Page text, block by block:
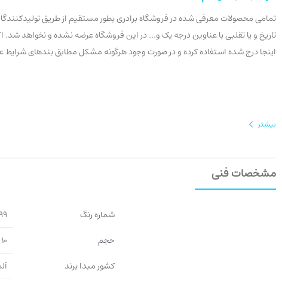
تمامی محصولات معرفی شده در فروشگاه برادری بطور مستقیم از طریق
اینجا درج شده استفاده کرده و در صورت وجود هرگونه مشکل مطابق بندهای شرایط عودت، سفارش
بیشتر
مشخصات فنی
شماره رنگ
حجم
10 میلی لیتر
کشور مبدا برند